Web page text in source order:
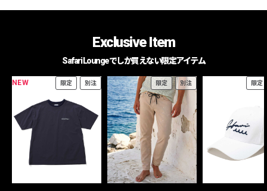
Exclusive Item
Safari Loungeでしか買えない限定アイテム
NEW 限定 別注 限定 別注 限定